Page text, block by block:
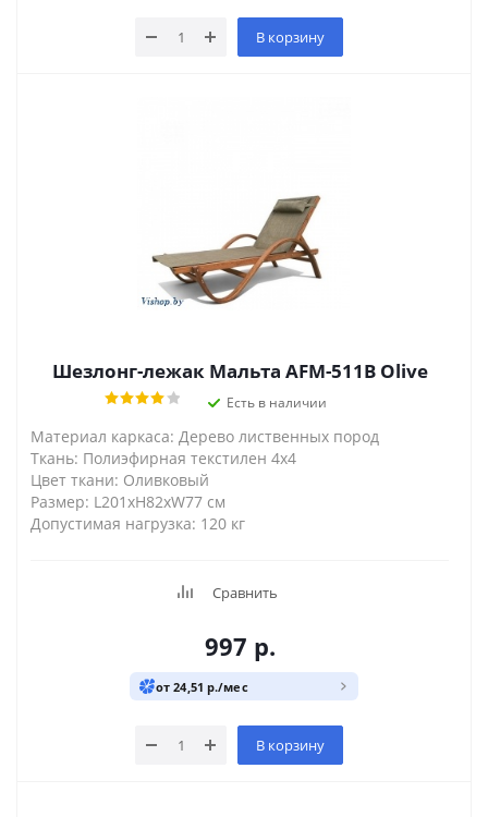
В корзину
Шезлонг-лежак Мальта AFM-511B Olive
Есть в наличии
Материал каркаса: Дерево лиственных пород
Ткань: Полиэфирная текстилен 4x4
Цвет ткани: Оливковый
Размер: L201xH82xW77 см
Допустимая нагрузка: 120 кг
Сравнить
997 р.
от 24,51 р./мес
В корзину